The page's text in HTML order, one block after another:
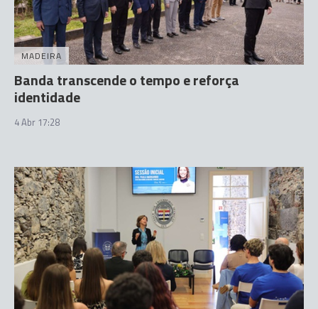
MADEIRA
Banda transcende o tempo e reforça
identidade
4 Abr 17:28